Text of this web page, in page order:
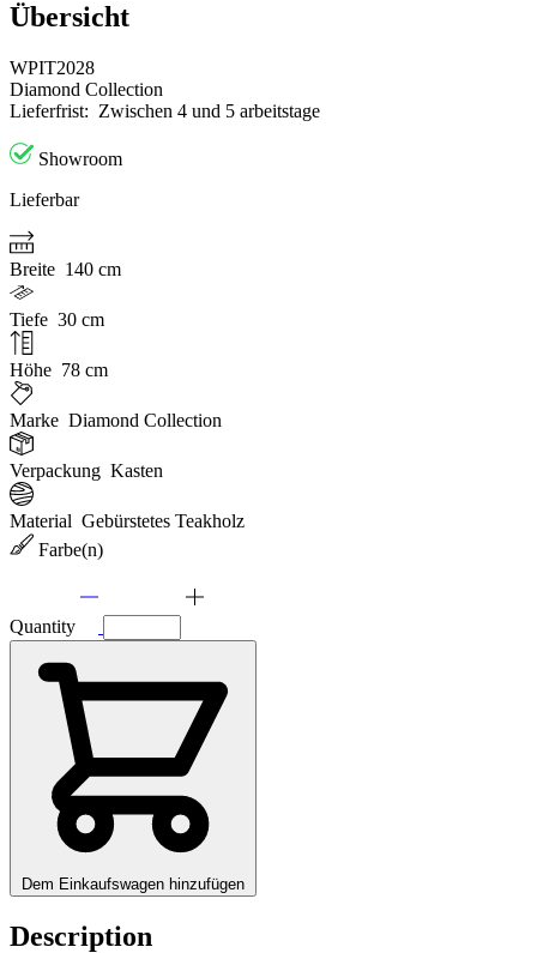
Übersicht
WPIT2028
Diamond Collection
Lieferfrist: Zwischen 4 und 5 arbeitstage
Showroom
Lieferbar
Breite 140 cm
Tiefe 30 cm
Höhe 78 cm
Marke Diamond Collection
Verpackung Kasten
Material Gebürstetes Teakholz
Farbe(n)
Quantity
Dem Einkaufswagen hinzufügen
Description